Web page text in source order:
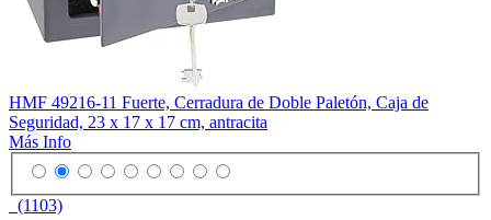
HMF 49216-11 Fuerte, Cerradura de Doble Paletón, Caja de
Seguridad, 23 x 17 x 17 cm, antracita
Más Info
(1103)